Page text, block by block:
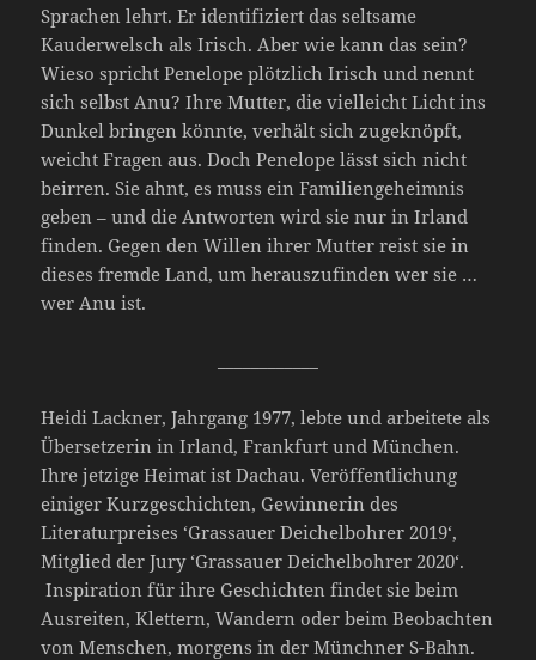
Sprachen lehrt. Er identifiziert das seltsame
Kauderwelsch als Irisch. Aber wie kann das sein?
Wieso spricht Penelope plötzlich Irisch und nennt
sich selbst Anu? Ihre Mutter, die vielleicht Licht ins
Dunkel bringen könnte, verhält sich zugeknöpft,
weicht Fragen aus. Doch Penelope lässt sich nicht
beirren. Sie ahnt, es muss ein Familiengeheimnis
geben – und die Antworten wird sie nur in Irland
finden. Gegen den Willen ihrer Mutter reist sie in
dieses fremde Land, um herauszufinden wer sie …
wer Anu ist.
Heidi Lackner, Jahrgang 1977, lebte und arbeitete als
Übersetzerin in Irland, Frankfurt und München.
Ihre jetzige Heimat ist Dachau. Veröffentlichung
einiger Kurzgeschichten, Gewinnerin des
Literaturpreises ‘Grassauer Deichelbohrer 2019‘,
Mitglied der Jury ‘Grassauer Deichelbohrer 2020‘.
Inspiration für ihre Geschichten findet sie beim
Ausreiten, Klettern, Wandern oder beim Beobachten
von Menschen, morgens in der Münchner S-Bahn.